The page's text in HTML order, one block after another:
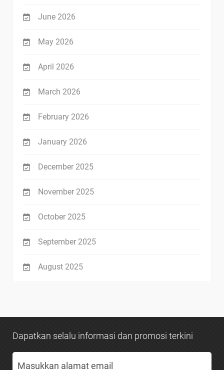
June 2026
May 2026
April 2026
March 2026
February 2026
January 2026
December 2025
November 2025
October 2025
September 2025
August 2025
Dapatkan selalu informasi dan promosi terkini